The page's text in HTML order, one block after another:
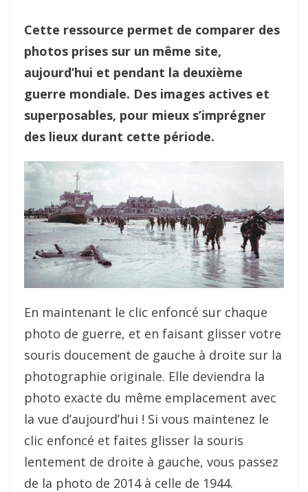
Cette ressource permet de comparer des
photos prises sur un même site,
aujourd’hui et pendant la deuxième
guerre mondiale. Des images actives et
superposables, pour mieux s’imprégner
des lieux durant cette période.
En maintenant le clic enfoncé sur chaque
photo de guerre, et en faisant glisser votre
souris doucement de gauche à droite sur la
photographie originale. Elle deviendra la
photo exacte du même emplacement avec
la vue d’aujourd’hui ! Si vous maintenez le
clic enfoncé et faites glisser la souris
lentement de droite à gauche, vous passez
de la photo de 2014 à celle de 1944.